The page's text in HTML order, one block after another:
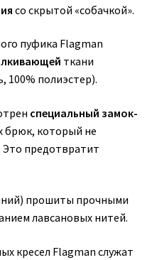
со скрытой «собачкой».
пуфика Flagman
ткани
100% полиэстер).
специальный замок-
брюк, который не
Это предотвратит
прошиты прочными
лавсановых нитей.
кресел Flagman служат